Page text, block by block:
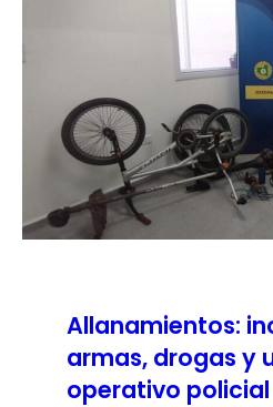
Allanamientos:
armas, drogas y
operativo policial